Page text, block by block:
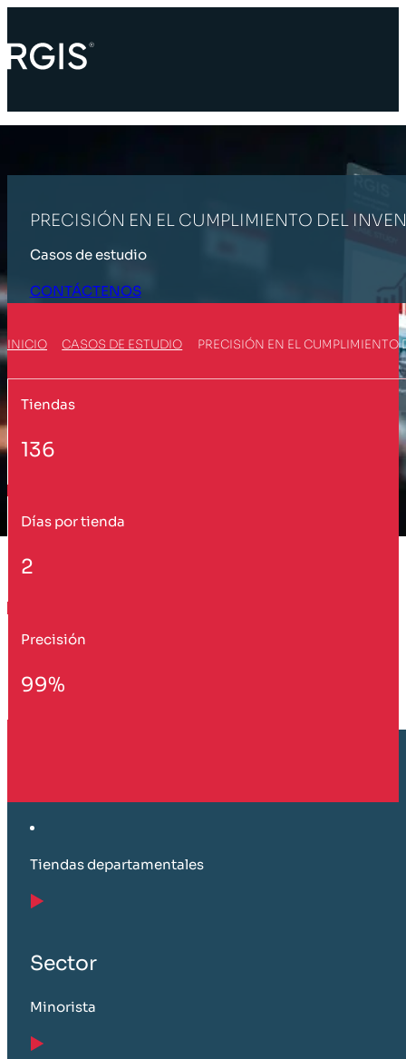
PRECISIÓN EN EL CUMPLIMIENTO DEL
Casos de estudio
CONTÁCTENOS
INICIO CASOS DE ESTUDIO PRECISIÓN EN EL CUMPLIMIENTO
Tiendas
136
Días por tienda
2
Precisión
99%
Tiendas departamentales
Sector
Minorista